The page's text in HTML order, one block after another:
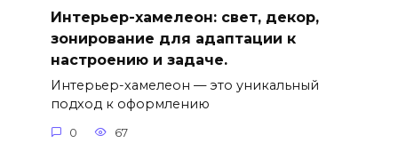
Интерьер-хамелеон: свет, декор,
зонирование для адаптации к
настроению и задаче.
Интерьер-хамелеон — это уникальный
подход к оформлению
0 67